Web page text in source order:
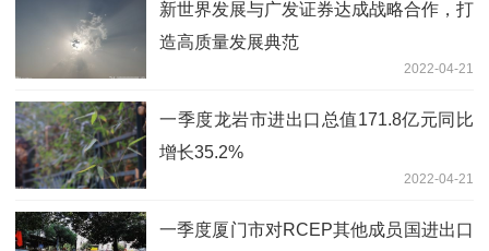
新世界发展与广发证券达成战略合作，打
造高质量发展典范
2022-04-21
一季度龙岩市进出口总值171.8亿元同比
增长35.2%
2022-04-21
一季度厦门市对RCEP其他成员国进出口